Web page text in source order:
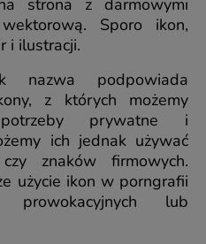
Sporo ikon,
i ilustracji.
podpowiada
z których możemy
prywatne i
ich jednak używać
znaków firmowych.
użycie ikon w porngrafii
lub